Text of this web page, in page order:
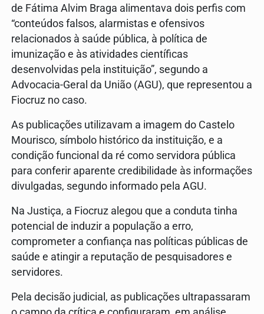
de Fátima Alvim Braga alimentava dois perfis com
“conteúdos falsos, alarmistas e ofensivos
relacionados à saúde pública, à política de
imunização e às atividades científicas
desenvolvidas pela instituição”, segundo a
Advocacia-Geral da União (AGU), que representou a
Fiocruz no caso.
As publicações utilizavam a imagem do Castelo
Mourisco, símbolo histórico da instituição, e a
condição funcional da ré como servidora pública
para conferir aparente credibilidade às informações
divulgadas, segundo informado pela AGU.
Na Justiça, a Fiocruz alegou que a conduta tinha
potencial de induzir a população a erro,
comprometer a confiança nas políticas públicas de
saúde e atingir a reputação de pesquisadores e
servidores.
Pela decisão judicial, as publicações ultrapassaram